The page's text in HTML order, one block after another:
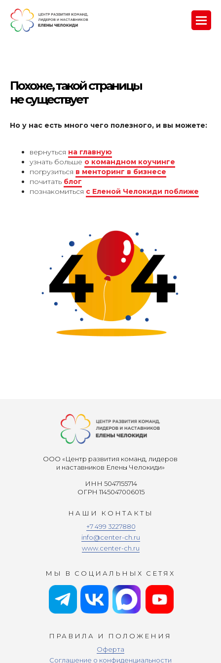
Похоже, такой страницы
не существует
Но у нас есть много чего полезного, и вы можете:
вернуться на главную
узнать больше о командном коучинге
погрузиться в менторинг в бизнесе
почитать блог
познакомиться с Еленой Челокиди поближе
+7 499 3227880
info@center-ch.ru
www.center-ch.ru
МЫ В СОЦИАЛЬНЫХ СЕТЯХ
ПРАВИЛА И ПОЛОЖЕНИЯ
НАШИ КОНТАКТЫ
ИНН 5047155714
ОГРН 1145047006015
Оферта
Соглашение о конфиденциальности
ООО «Центр развития команд, лидеров
и наставников Елены Челокиди»